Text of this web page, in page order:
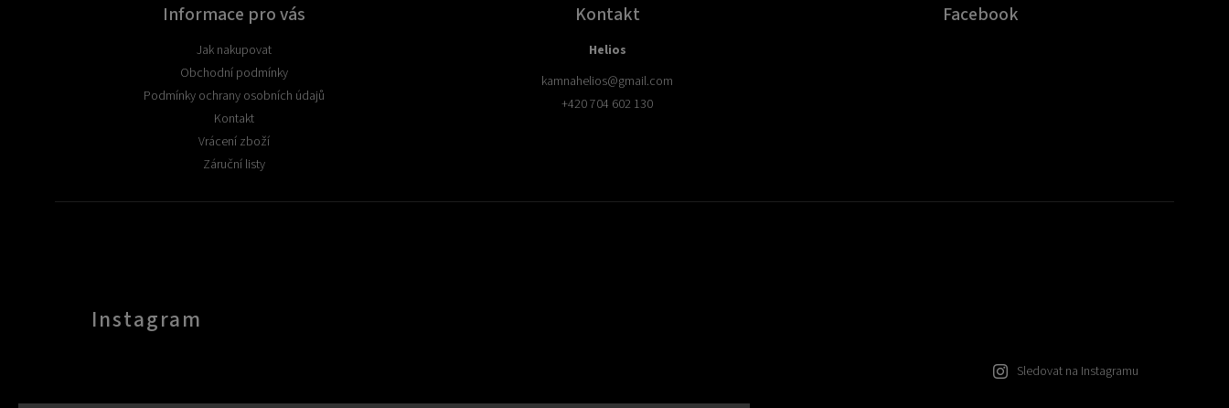
Informace pro vás
Jak nakupovat
Obchodní podmínky
Podmínky ochrany osobních údajů
Kontakt
Vrácení zboží
Záruční listy
Kontakt
Helios
kamnahelios@gmail.com
+420 704 602 130
Facebook
Instagram
Sledovat na Instagramu